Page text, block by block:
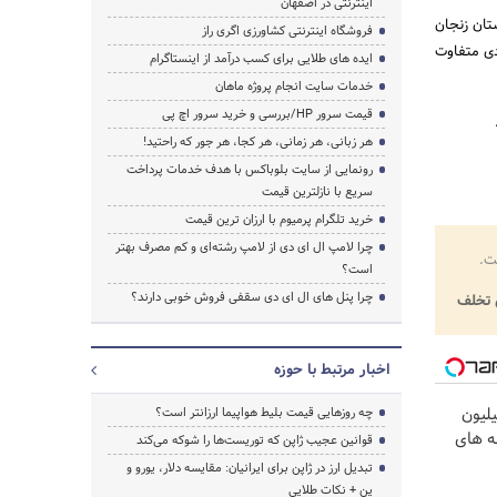
زنجان
متفاوت
تخلف
های
فروشگاه اینترنتی کشاورزی اگری راز
ایده های طلایی برای کسب درآمد از اینستاگرام
خدمات سایت انجام پروژه ماهان
قیمت سرور HP/بررسی و خرید سرور اچ پی
هر زبانی، هر زمانی، هر کجا، هر جور که راحتید!
رونمایی از سایت بلوباکس با هدف خدمات پرداخت
سریع با نازلترین قیمت
خرید تلگرام پرمیوم با ارزان ترین قیمت
چرا لامپ ال ای دی از لامپ رشته‌ای و کم مصرف بهتر
است؟
چرا پنل های ال ای دی سقفی فروش خوبی دارند؟
اخبار مرتبط با حوزه
چه روزهایی قیمت بلیط هواپیما ارزانتر است؟
قوانین عجیب ژاپن که توریست‌ها را شوکه می‌کند
تبدیل ارز در ژاپن برای ایرانیان: مقایسه دلار، یورو و
ین + نکات طلایی